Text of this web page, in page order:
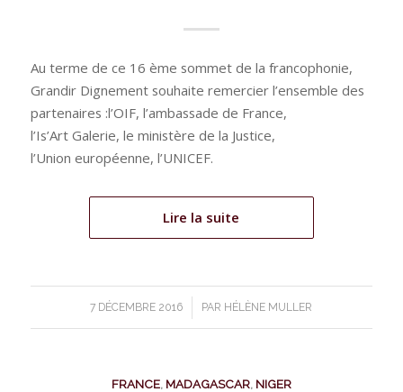
Au terme de ce 16 ème sommet de la francophonie,
Grandir Dignement souhaite remercier l’ensemble des
partenaires :l’OIF, l’ambassade de France,
l’Is’Art Galerie, le ministère de la Justice,
l’Union européenne, l’UNICEF.
Lire la suite
7 DÉCEMBRE 2016
/ PAR HÉLÈNE MULLER
FRANCE, MADAGASCAR, NIGER